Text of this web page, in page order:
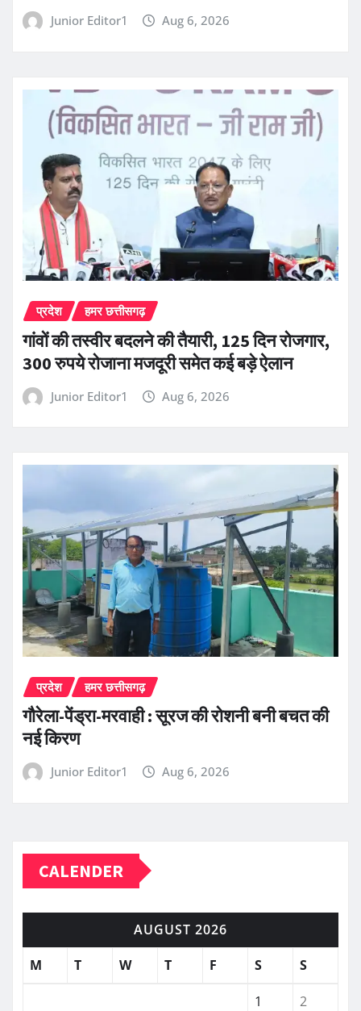
Junior Editor1 Aug 6, 2026
प्रदेश हमर छत्तीसगढ़
गांवों की तस्वीर बदलने की तैयारी, 125 दिन रोजगार,
300 रुपये रोजाना मजदूरी समेत कई बड़े ऐलान
Junior Editor1 Aug 6, 2026
प्रदेश हमर छत्तीसगढ़
गौरेला-पेंड्रा-मरवाही : सूरज की रोशनी बनी बचत की
नई किरण
Junior Editor1 Aug 6, 2026
CALENDER
AUGUST 2026
M
T W T F S S
1
2